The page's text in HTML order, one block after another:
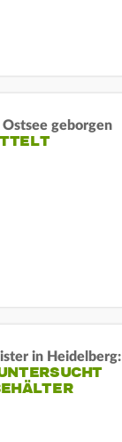
Ostsee geborgen
in Heidelberg: